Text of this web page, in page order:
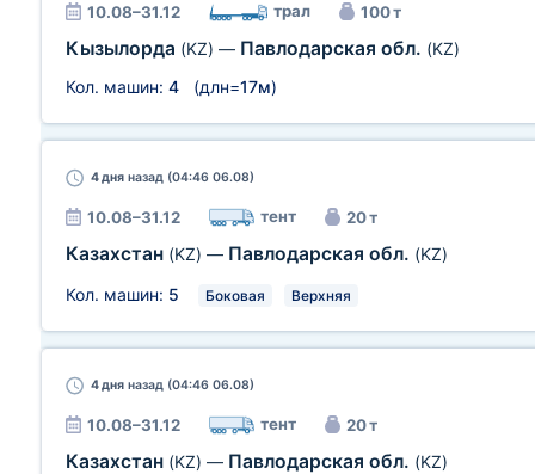
10.08–31.12 трал 100 т
Кызылорда (KZ) — Павлодарская обл. (KZ)
Кол. машин: 4 (длн=17м)
4 дня назад (04:46 06.08)
10.08–31.12 тент 20 т
Казахстан (KZ) — Павлодарская обл. (KZ)
Кол. машин: 5 Боковая Верхняя
4 дня назад (04:46 06.08)
10.08–31.12 тент 20 т
Казахстан (KZ) — Павлодарская обл. (KZ)